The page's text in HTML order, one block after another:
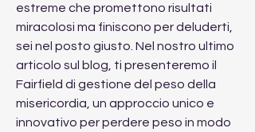
estreme che promettono risultati
miracolosi ma finiscono per deluderti,
sei nel posto giusto. Nel nostro ultimo
articolo sul blog, ti presenteremo il
Fairfield di gestione del peso della
misericordia, un approccio unico e
innovativo per perdere peso in modo